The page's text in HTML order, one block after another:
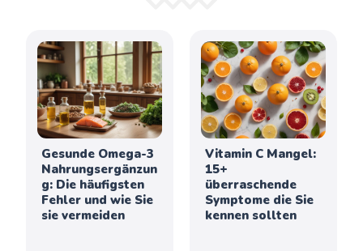
Gesunde Omega-3
Nahrungsergänzun
g: Die häufigsten
Fehler und wie Sie
sie vermeiden
Vitamin C Mangel:
15+
überraschende
Symptome die Sie
kennen sollten